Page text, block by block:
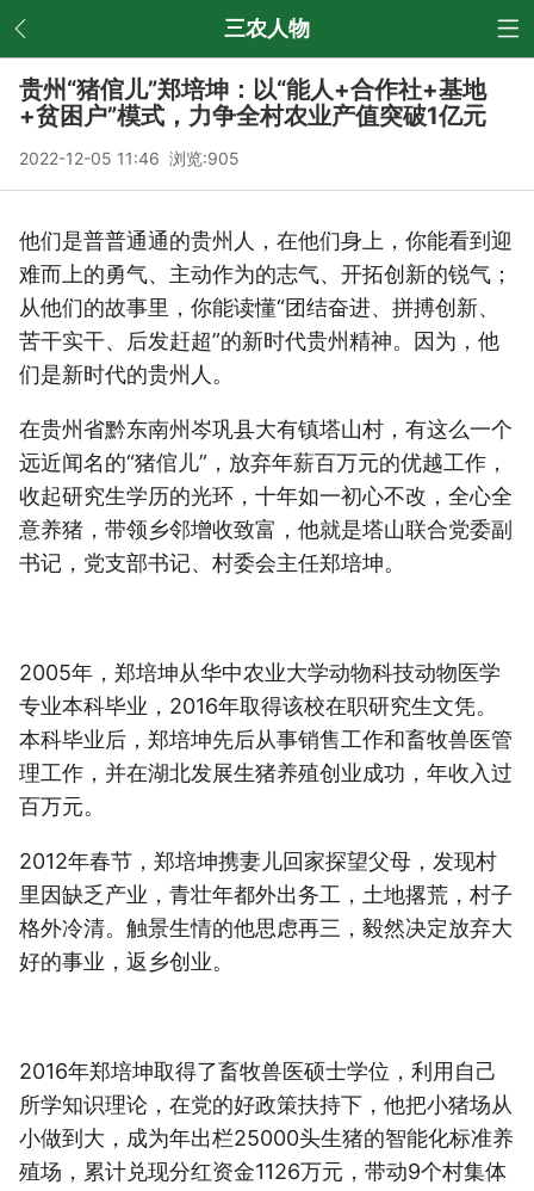
三农人物
贵州“猪倌儿”郑培坤：以“能人+合作社+基地
+贫困户”模式，力争全村农业产值突破1亿元
2022-12-05 11:46 浏览:905
他们是普普通通的贵州人，在他们身上，你能看到迎
难而上的勇气、主动作为的志气、开拓创新的锐气；
从他们的故事里，你能读懂“团结奋进、拼搏创新、
苦干实干、后发赶超”的新时代贵州精神。因为，他
们是新时代的贵州人。
在贵州省黔东南州岑巩县大有镇塔山村，有这么一个
远近闻名的“猪倌儿”，放弃年薪百万元的优越工作，
收起研究生学历的光环，十年如一初心不改，全心全
意养猪，带领乡邻增收致富，他就是塔山联合党委副
书记，党支部书记、村委会主任郑培坤。
2005年，郑培坤从华中农业大学动物科技动物医学
专业本科毕业，2016年取得该校在职研究生文凭。
本科毕业后，郑培坤先后从事销售工作和畜牧兽医管
理工作，并在湖北发展生猪养殖创业成功，年收入过
百万元。
2012年春节，郑培坤携妻儿回家探望父母，发现村
里因缺乏产业，青壮年都外出务工，土地撂荒，村子
格外冷清。触景生情的他思虑再三，毅然决定放弃大
好的事业，返乡创业。
2016年郑培坤取得了畜牧兽医硕士学位，利用自己
所学知识理论，在党的好政策扶持下，他把小猪场从
小做到大，成为年出栏25000头生猪的智能化标准养
殖场，累计兑现分红资金1126万元，带动9个村集体